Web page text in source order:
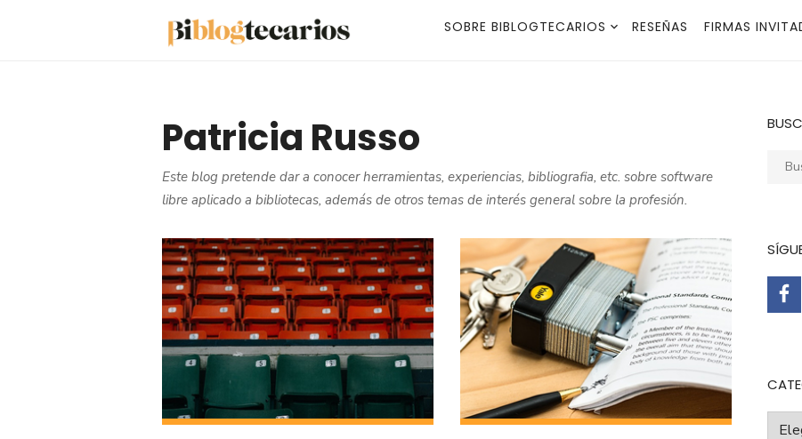
SOBRE BIBLOGTECARIOS RESEÑAS FIRMAS
Patricia Russo
Este blog pretende dar a conocer herramientas, experiencias, bibliografia, etc. sobre software
libre aplicado a bibliotecas, además de otros temas de interés general sobre la profesión.
Buscar: